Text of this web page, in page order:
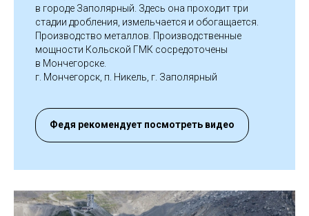
в городе Заполярный. Здесь она проходит три
стадии дробления, измельчается и обогащается.
Производство металлов. Производственные
мощности Кольской ГМК сосредоточены
в Мончегорске.
г. Мончегорск, п. Никель, г. Заполярный
Федя рекомендует посмотреть видео